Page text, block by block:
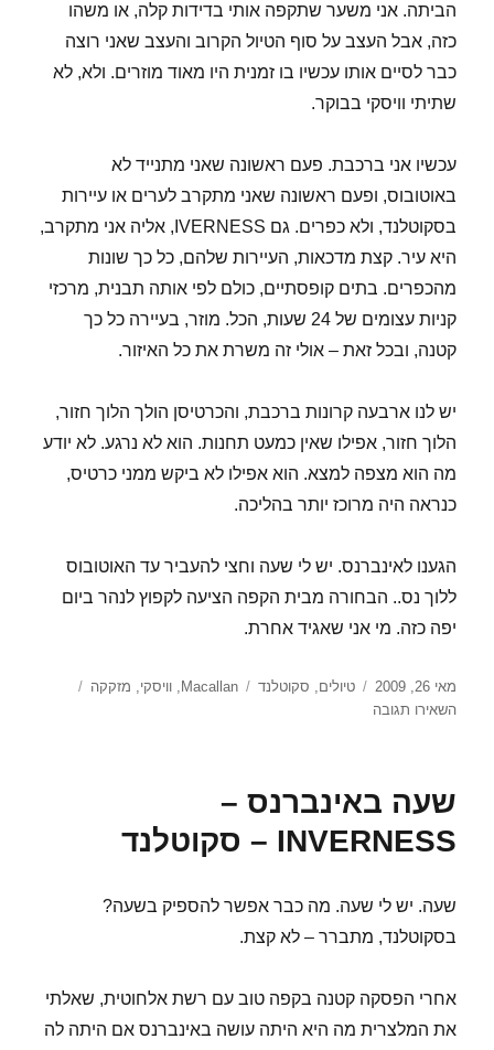
הביתה. אני משער שתקפה אותי בדידות קלה, או משהו
כזה, אבל העצב על סוף הטיול הקרוב והעצב שאני רוצה
כבר לסיים אותו עכשיו בו זמנית היו מאוד מוזרים. ולא, לא
שתיתי וויסקי בבוקר.
עכשיו אני ברכבת. פעם ראשונה שאני מתנייד לא
באוטובוס, ופעם ראשונה שאני מתקרב לערים או עיירות
בסקוטלנד, ולא כפרים. גם IVERNESS, אליה אני מתקרב,
היא עיר. קצת מדכאות, העיירות שלהם, כל כך שונות
מהכפרים. בתים קופסתיים, כולם לפי אותה תבנית, מרכזי
קניות עצומים של 24 שעות, הכל. מוזר, בעיירה כל כך
קטנה, ובכל זאת – אולי זה משרת את כל האיזור.
יש לנו ארבעה קרונות ברכבת, והכרטיסן הולך הלוך חזור,
הלוך חזור, אפילו שאין כמעט תחנות. הוא לא נרגע. לא יודע
מה הוא מצפה למצא. הוא אפילו לא ביקש ממני כרטיס,
כנראה היה מרוכז יותר בהליכה.
הגענו לאינברנס. יש לי שעה וחצי להעביר עד האוטובוס
ללוך נס.. הבחורה מבית הקפה הציעה לקפוץ לנהר ביום
יפה כזה. מי אני שאגיד אחרת.
פורסם
בתאריך
מאי 26, 2009 קטגוריות
טיולים, סקוטלנד תגיות
Macallan
,וויסקי, מזקקה
השאירו תגובה
שלישי?
ללוך
סקוטלנד
שעה באינברנס –
INVERNESS – סקוטלנד
שעה. יש לי שעה. מה כבר אפשר להספיק בשעה?
בסקוטלנד, מתברר – לא קצת.
אחרי הפסקה קטנה בקפה טוב עם רשת אלחוטית, שאלתי
את המלצרית מה היא היתה עושה באינברנס אם היתה לה